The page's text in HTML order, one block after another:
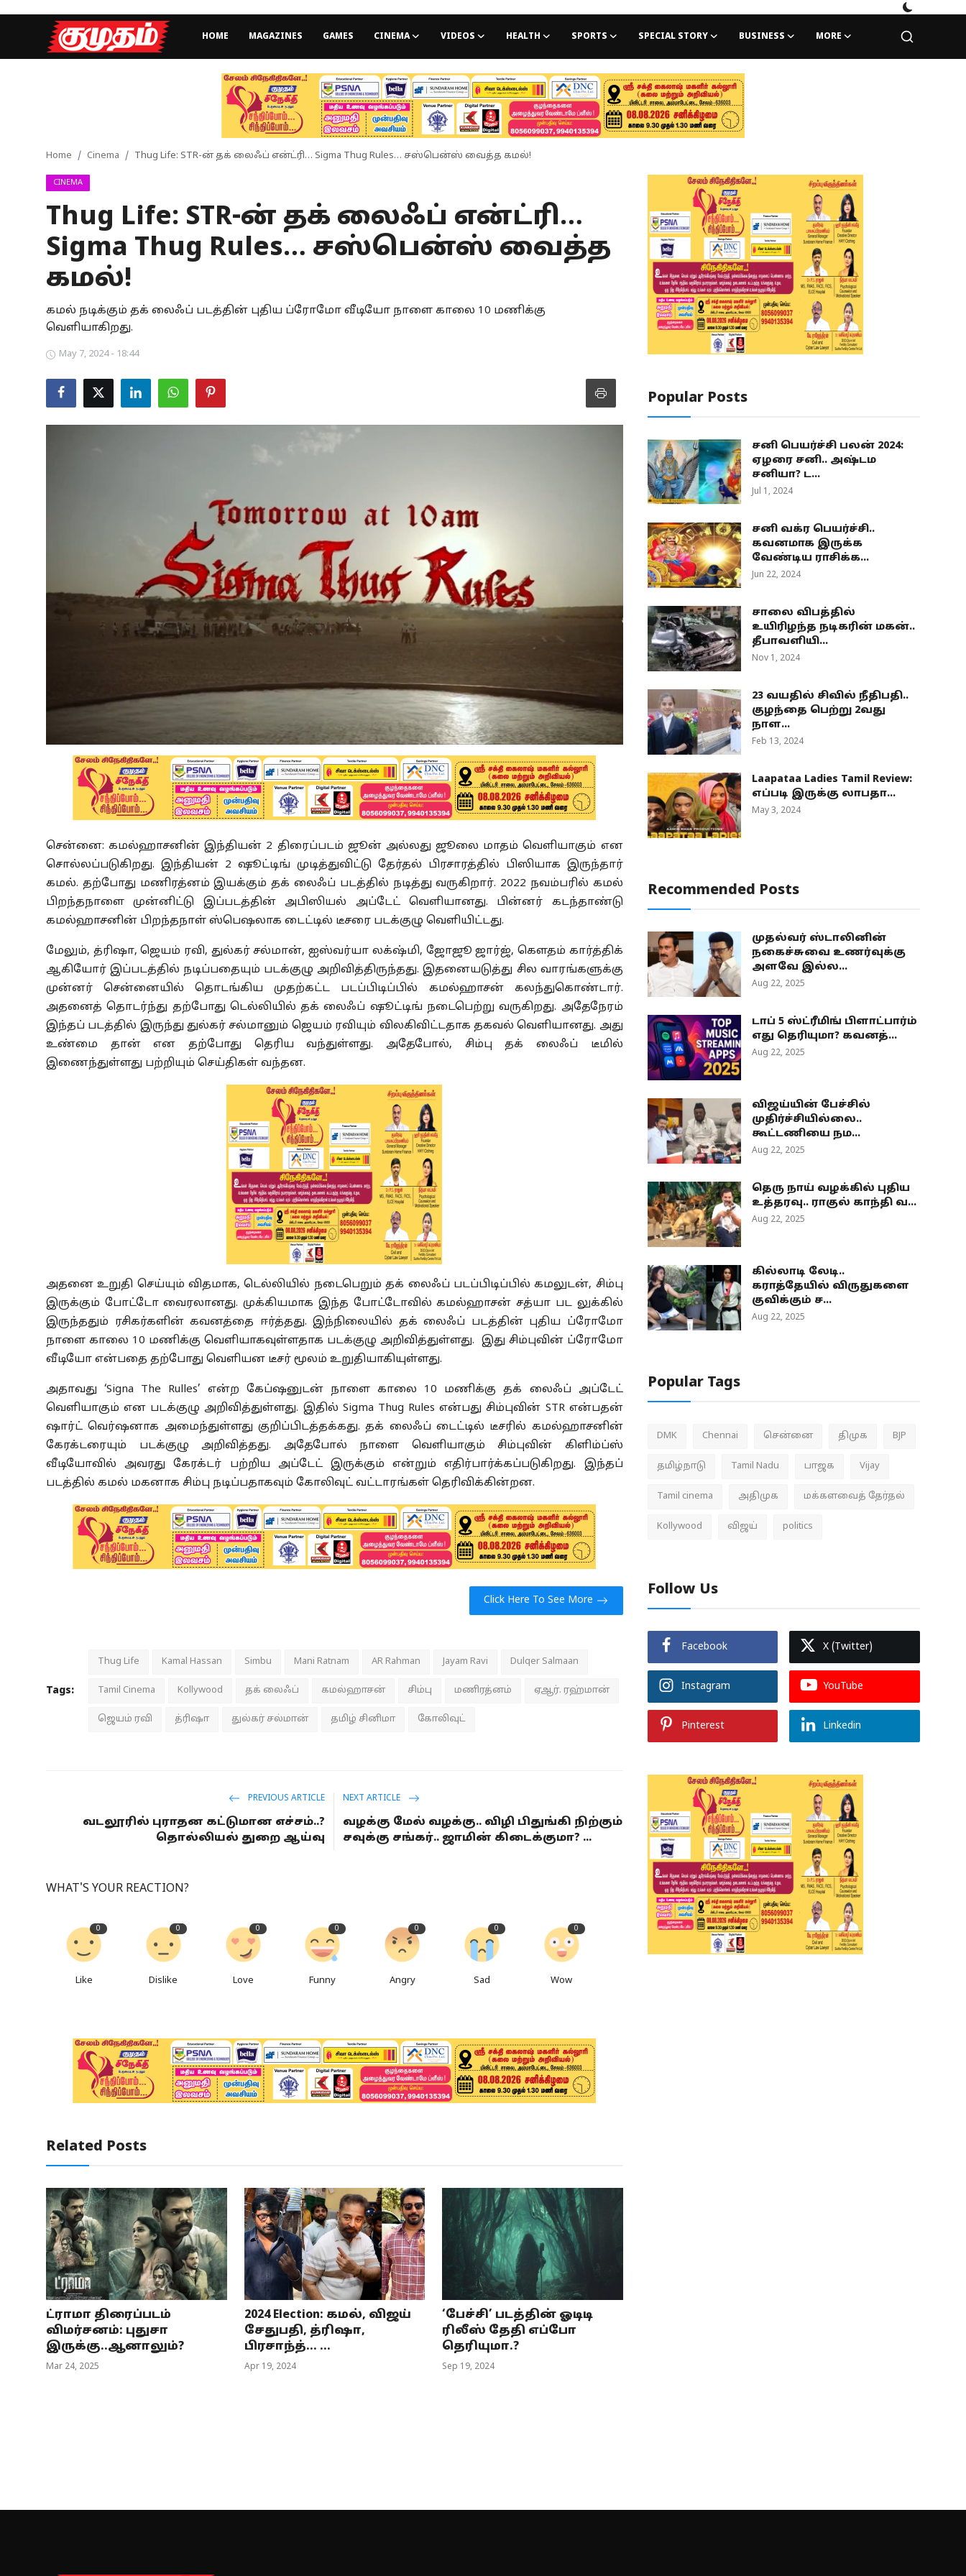
HOME MAGAZINES GAMES CINEMA VIDEOS HEALTH SPORTS SPECIAL STORY BUSINESS MORE
Games
Special Story
Tamilnadu
Politics
Home Cinema Thug Life: STR-ன் தக் லைஃப் என்ட்ரி… Sigma Thug Rules… சஸ்பென்ஸ் வைத்த கமல்!
CINEMA
Thug Life: STR-ன் தக் லைஃப் என்ட்ரி…
Sigma Thug Rules… சஸ்பென்ஸ் வைத்த
கமல்!
கமல் நடிக்கும் தக் லைஃப் படத்தின் புதிய ப்ரோமோ வீடியோ நாளை காலை 10 மணிக்கு
வெளியாகிறது.
May 7, 2024 - 18:44
சென்னை: கமல்ஹாசனின் இந்தியன் 2 திரைப்படம் ஜூன் அல்லது ஜூலை மாதம் வெளியாகும் என
சொல்லப்படுகிறது. இந்தியன் 2 ஷூட்டிங் முடித்துவிட்டு தேர்தல் பிரசாரத்தில் பிஸியாக இருந்தார்
கமல். தற்போது மணிரத்னம் இயக்கும் தக் லைஃப் படத்தில் நடித்து வருகிறார். 2022 நவம்பரில் கமல்
பிறந்தநாளை முன்னிட்டு இப்படத்தின் அபிஸியல் அப்டேட் வெளியானது. பின்னர் கடந்தாண்டு
கமல்ஹாசனின் பிறந்தநாள் ஸ்பெஷலாக டைட்டில் டீசரை படக்குழு வெளியிட்டது.
மேலும், த்ரிஷா, ஜெயம் ரவி, துல்கர் சல்மான், ஐஸ்வர்யா லக்‌ஷ்மி, ஜோஜூ ஜார்ஜ், கெளதம் கார்த்திக்
ஆகியோர் இப்படத்தில் நடிப்பதையும் படக்குழு அறிவித்திருந்தது. இதனையடுத்து சில வாரங்களுக்கு
முன்னர் சென்னையில் தொடங்கிய முதற்கட்ட படப்பிடிப்பில் கமல்ஹாசன் கலந்துகொண்டார்.
அதனைத் தொடர்ந்து தற்போது டெல்லியில் தக் லைஃப் ஷூட்டிங் நடைபெற்று வருகிறது. அதேநேரம்
இந்தப் படத்தில் இருந்து துல்கர் சல்மானும் ஜெயம் ரவியும் விலகிவிட்டதாக தகவல் வெளியானது. அது
உண்மை தான் என தற்போது தெரிய வந்துள்ளது. அதேபோல், சிம்பு தக் லைஃப் டீமில்
இணைந்துள்ளது பற்றியும் செய்திகள் வந்தன.
அதனை உறுதி செய்யும் விதமாக, டெல்லியில் நடைபெறும் தக் லைஃப் படப்பிடிப்பில் கமலுடன், சிம்பு
இருக்கும் போட்டோ வைரலானது. முக்கியமாக இந்த போட்டோவில் கமல்ஹாசன் சத்யா பட லுக்கில்
இருந்ததும் ரசிகர்களின் கவனத்தை ஈர்த்தது. இந்நிலையில் தக் லைஃப் படத்தின் புதிய ப்ரோமோ
நாளை காலை 10 மணிக்கு வெளியாகவுள்ளதாக படக்குழு அறிவித்துள்ளது. இது சிம்புவின் ப்ரோமோ
வீடியோ என்பதை தற்போது வெளியன டீசர் மூலம் உறுதியாகியுள்ளது.
அதாவது ‘Signa The Rulles’ என்ற கேப்ஷனுடன் நாளை காலை 10 மணிக்கு தக் லைஃப் அப்டேட்
வெளியாகும் என படக்குழு அறிவித்துள்ளது. இதில் Sigma Thug Rules என்பது சிம்புவின் STR என்பதன்
ஷார்ட் வெர்ஷனாக அமைந்துள்ளது குறிப்பிடத்தக்கது. தக் லைஃப் டைட்டில் டீசரில் கமல்ஹாசனின்
கேரக்டரையும் படக்குழு அறிவித்தது. அதேபோல் நாளை வெளியாகும் சிம்புவின் கிளிம்ப்ஸ்
வீடியோவில் அவரது கேரக்டர் பற்றிய அப்டேட் இருக்கும் என்றும் எதிர்பார்க்கப்படுகிறது. இந்தப்
படத்தில் கமல் மகனாக சிம்பு நடிப்பதாகவும் கோலிவுட் வட்டாரங்கள் தெரிவிக்கின்றன.
Click Here To See More
Tags:
Thug Life Kamal Hassan Simbu Mani Ratnam AR Rahman Jayam Ravi Dulqer Salmaan
Tamil Cinema Kollywood தக் லைஃப் கமல்ஹாசன் சிம்பு மணிரத்னம் ஏஆர். ரஹ்மான்
ஜெயம் ரவி த்ரிஷா துல்கர் சல்மான் தமிழ் சினிமா கோலிவுட்
PREVIOUS ARTICLE
வடலூரில் புராதன கட்டுமான எச்சம்..?
தொல்லியல் துறை ஆய்வு
NEXT ARTICLE
வழக்கு மேல் வழக்கு.. விழி பிதுங்கி நிற்கும்
சவுக்கு சங்கர்.. ஜாமின் கிடைக்குமா? ...
WHAT'S YOUR REACTION?
0
Like
0
Dislike
0
Love
0
Funny
0
Angry
0
Sad
0
Wow
Related Posts
ட்ராமா திரைப்படம்
விமர்சனம்: புதுசா
இருக்கு..ஆனாலும்?
Mar 24, 2025
2024 Election: கமல், விஜய்
சேதுபதி, த்ரிஷா,
பிரசாந்த்… ...
Apr 19, 2024
‘பேச்சி’ படத்தின் ஓடிடி
ரிலீஸ் தேதி எப்போ
தெரியுமா.?
Sep 19, 2024
Popular Posts
சனி பெயர்ச்சி பலன் 2024:
ஏழரை சனி.. அஷ்டம
சனியா? ட...
Jul 1, 2024
சனி வக்ர பெயர்ச்சி..
கவனமாக இருக்க
வேண்டிய ராசிக்க...
Jun 22, 2024
சாலை விபத்தில்
உயிரிழந்த நடிகரின் மகன்..
தீபாவளியி...
Nov 1, 2024
23 வயதில் சிவில் நீதிபதி..
குழந்தை பெற்று 2வது
நாள...
Feb 13, 2024
Laapataa Ladies Tamil Review:
எப்படி இருக்கு லாபதா...
May 3, 2024
Recommended Posts
முதல்வர் ஸ்டாலினின்
நகைச்சுவை உணர்வுக்கு
அளவே இல்ல...
Aug 22, 2025
டாப் 5 ஸ்ட்ரீமிங் பிளாட்பார்ம்
எது தெரியுமா? கவனத்...
Aug 22, 2025
விஜய்யின் பேச்சில்
முதிர்ச்சியில்லை..
கூட்டணியை நம...
Aug 22, 2025
தெரு நாய் வழக்கில் புதிய
உத்தரவு.. ராகுல் காந்தி வ...
Aug 22, 2025
கில்லாடி லேடி..
கராத்தேயில் விருதுகளை
குவிக்கும் ச...
Aug 22, 2025
Popular Tags
DMK Chennai சென்னை திமுக BJP
தமிழ்நாடு Tamil Nadu பாஜக Vijay
Tamil cinema அதிமுக மக்களவைத் தேர்தல்
Kollywood விஜய் politics
Follow Us
Facebook X (Twitter)
Instagram YouTube
Pinterest Linkedin